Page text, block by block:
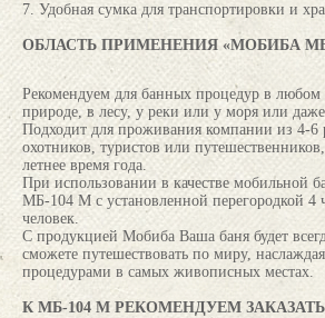
7. Удобная сумка для транспортировки и
ОБЛАСТЬ ПРИМЕНЕНИЯ «МОБИБА
Рекомендуем для банных процедур в любом
природе, в лесу, у реки или у моря или
Подходит для проживания компании из 4-6
охотников, туристов или
летнее время года.
При использовании в качестве мобильной
МБ-104 М с установленной перегородкой 4
человек.
С продукцией Мобиба Ваша баня будет
сможете путешествовать по миру,
процедурами в самых живописных местах.
К МБ-104 М РЕКОМЕНДУЕМ